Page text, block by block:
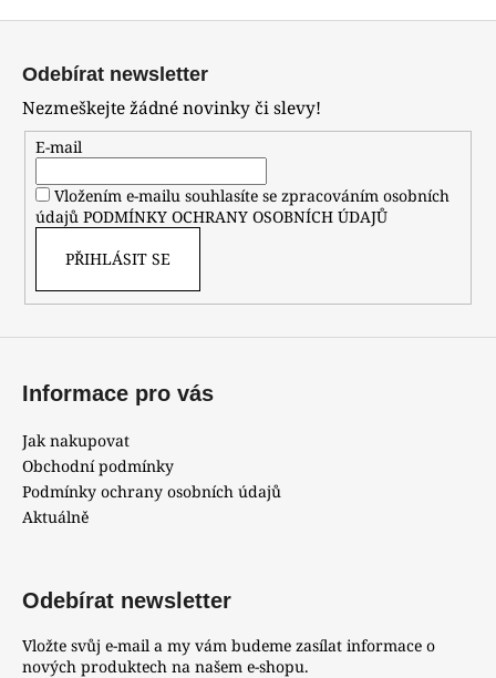
Odebírat newsletter
Nezmeškejte žádné novinky či slevy!
E-mail
Vložením e-mailu souhlasíte se zpracováním osobních
údajů PODMÍNKY OCHRANY OSOBNÍCH ÚDAJŮ
PŘIHLÁSIT SE
Informace pro vás
Jak nakupovat
Obchodní podmínky
Podmínky ochrany osobních údajů
Aktuálně
Odebírat newsletter
Vložte svůj e-mail a my vám budeme zasílat informace o
nových produktech na našem e-shopu.